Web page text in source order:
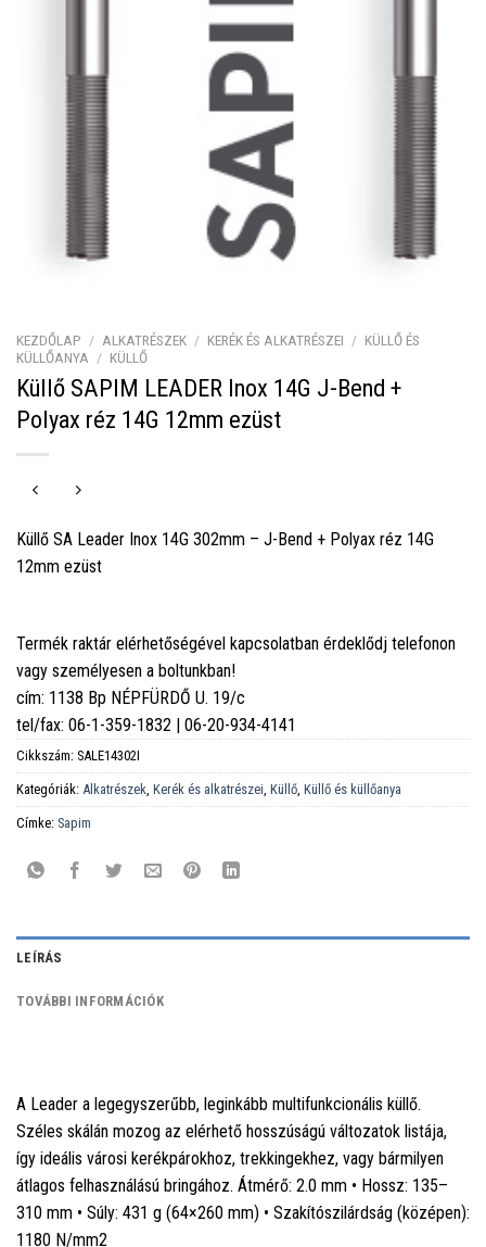
KEZDŐLAP / ALKATRÉSZEK / KERÉK ÉS ALKATRÉSZEI / KÜLLŐ ÉS
KÜLLŐANYA / KÜLLŐ
Küllő SAPIM LEADER Inox 14G J-Bend +
Polyax réz 14G 12mm ezüst
Küllő SA Leader Inox 14G 302mm – J-Bend + Polyax réz 14G
12mm ezüst
Termék raktár elérhetőségével kapcsolatban érdeklődj telefonon
vagy személyesen a boltunkban!
cím: 1138 Bp NÉPFÜRDŐ U. 19/c
tel/fax: 06-1-359-1832 | 06-20-934-4141
Cikkszám: SALE14302I
Kategóriák: Alkatrészek Kerék és alkatrészei Küllő Küllő és küllőanya
Címke: Sapim
LEÍRÁS
TOVÁBBI INFORMÁCIÓK
A Leader a legegyszerűbb, leginkább multifunkcionális küllő.
Széles skálán mozog az elérhető hosszúságú változatok listája,
így ideális városi kerékpárokhoz, trekkingekhez, vagy bármilyen
átlagos felhasználású bringához. Átmérő: 2.0 mm • Hossz: 135–
310 mm • Súly: 431 g (64×260 mm) • Szakítószilárdság (középen):
1180 N/mm2